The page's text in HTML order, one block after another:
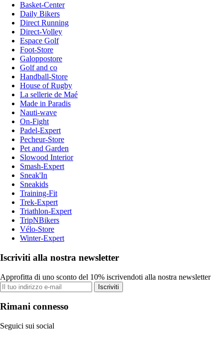
Basket-Center
Daily Bikers
Direct Running
Direct-Volley
Espace Golf
Foot-Store
Galoppostore
Golf and co
Handball-Store
House of Rugby
La sellerie de Maé
Made in Paradis
Nauti-wave
On-Fight
Padel-Expert
Pecheur-Store
Pet and Garden
Slowood Interior
Smash-Expert
Sneak'In
Sneakids
Training-Fit
Trek-Expert
Triathlon-Expert
TripNBikers
Vélo-Store
Winter-Expert
Iscriviti alla nostra newsletter
Approfitta di uno sconto del 10% iscrivendoti alla nostra newsletter
Iscriviti
Rimani connesso
Seguici sui social